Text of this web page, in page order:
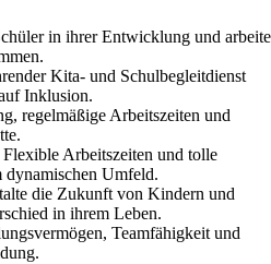
in ihrer Entwicklung und arbeite
Kita- und Schulbegleitdienst
Inklusion.
regelmäßige Arbeitszeiten und
Flexible Arbeitszeiten und tolle
dynamischen Umfeld.
die Zukunft von Kindern und
in ihrem Leben.
Teamfähigkeit und